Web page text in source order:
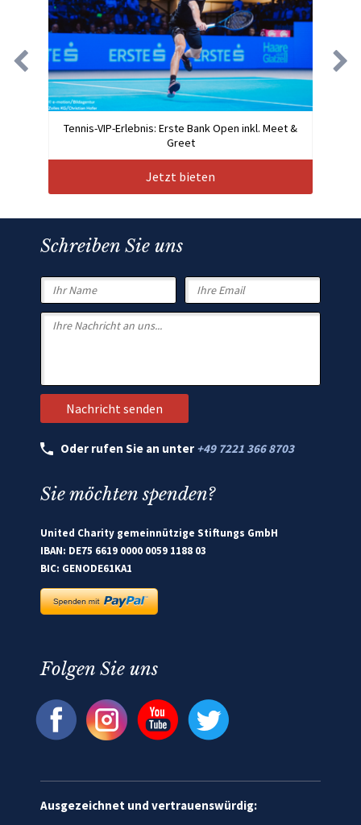
Tennis-VIP-Erlebnis: Erste Bank Open inkl. Meet &
Greet
Jetzt bieten
Schreiben Sie uns
Oder rufen Sie an unter +49 7221 366 8703
Sie möchten spenden?
United Charity gemeinnützige Stiftungs GmbH
IBAN: DE75 6619 0000 0059 1188 03
BIC: GENODE61KA1
Folgen Sie uns
Ausgezeichnet und vertrauenswürdig: